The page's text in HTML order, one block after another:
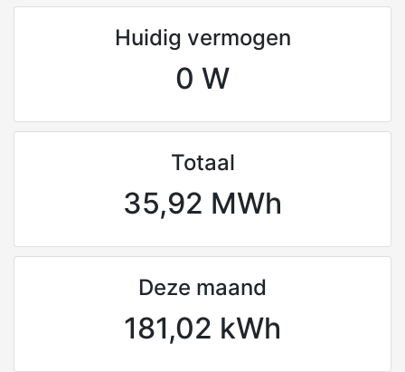
Huidig vermogen
0 W
Totaal
35,92 MWh
Deze maand
181,02 kWh